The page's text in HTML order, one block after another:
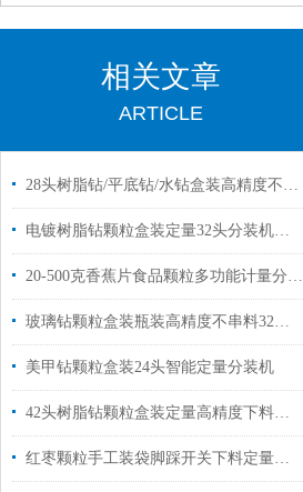
相关文章
ARTICLE
28头树脂钻/平底钻/水钻盒装高精度不漏料分装机厂家定制
电镀树脂钻颗粒盒装定量32头分装机厂家供应
20-500克香蕉片食品颗粒多功能计量分装机器
玻璃钻颗粒盒装瓶装高精度不串料32头智能分装机厂家销售
美甲钻颗粒盒装24头智能定量分装机
42头树脂钻颗粒盒装定量高精度下料分装机品牌
红枣颗粒手工装袋脚踩开关下料定量分装机1-500克